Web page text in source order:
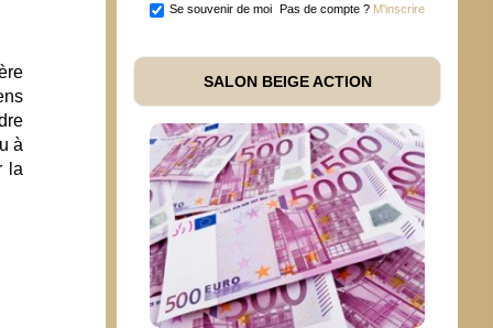
à
la
Se souvenir de moi Pas de compte ? M'inscrire
SALON BEIGE ACTION